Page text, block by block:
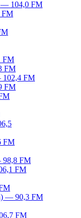
— 104,0 FM
FM
FM
FM
102,4 FM
FM
FM
98,8 FM
FM
— 90,3 FM
FM